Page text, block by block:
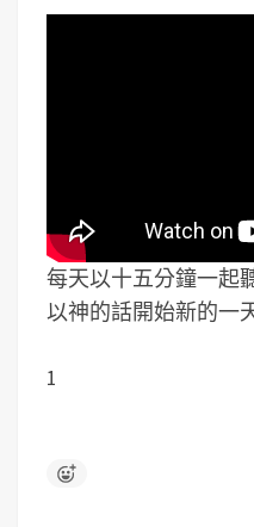
每天以十五分鐘一起
以神的話開始新的一
1